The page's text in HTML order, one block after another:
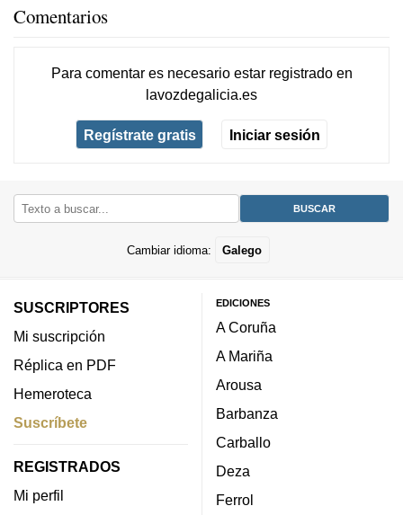
Comentarios
Para comentar es necesario estar registradoen
lavozdegalicia.es
Regístrate gratis Iniciar sesión
Cambiar idioma: Galego
SUSCRIPTORES
Mi suscripción
Réplica en PDF
Hemeroteca
Suscríbete
REGISTRADOS
Mi perfil
EDICIONES
A Coruña
A Mariña
Arousa
Barbanza
Carballo
Deza
Ferrol